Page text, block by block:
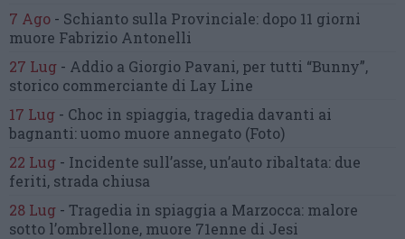
7 Ago - Schianto sulla Provinciale: dopo 11 giorni
muore Fabrizio Antonelli
27 Lug - Addio a Giorgio Pavani, per tutti “Bunny”,
storico commerciante di Lay Line
17 Lug - Choc in spiaggia, tragedia davanti ai
bagnanti:uomo muore annegato (Foto)
22 Lug - Incidente sull’asse, un’auto ribaltata: due
feriti, strada chiusa
28 Lug - Tragedia in spiaggia a Marzocca: malore
sotto l’ombrellone, muore 71enne di Jesi